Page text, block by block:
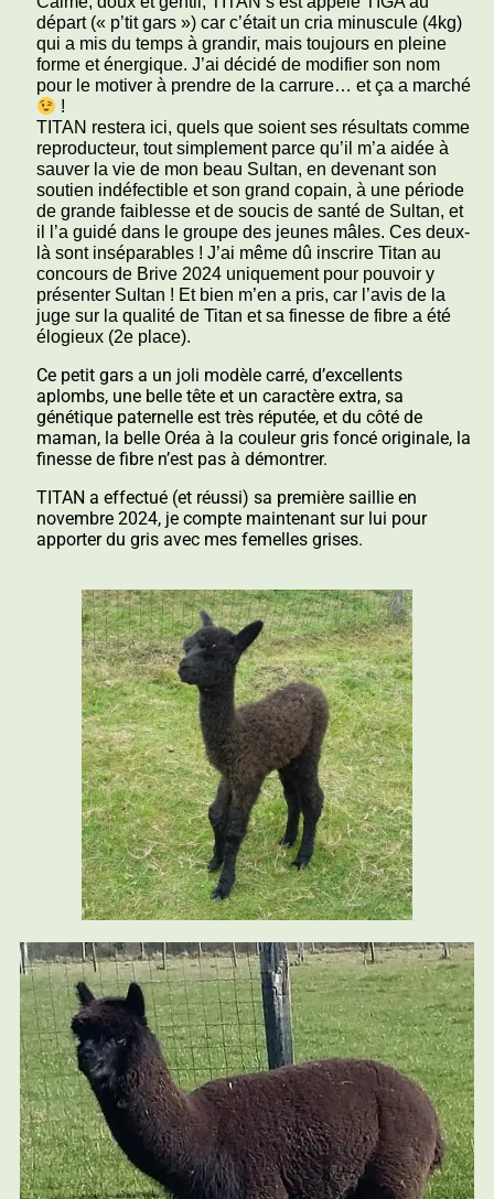
départ (« p’tit gars ») car c’était un cria minuscule (4kg)
qui a mis du temps à grandir, mais toujours en pleine
forme et énergique. J’ai décidé de modifier son nom
pour le motiver à prendre de la carrure… et ça a marché
!
TITAN restera ici, quels que soient ses résultats comme
reproducteur, tout simplement parce qu’il m’a aidée à
sauver la vie de mon beau Sultan, en devenant son
soutien indéfectible et son grand copain, à une période
de grande faiblesse et de soucis de santé de Sultan, et
il l’a guidé dans le groupe des jeunes mâles. Ces deux-
là sont inséparables ! J’ai même dû inscrire Titan au
concours de Brive 2024 uniquement pour pouvoir y
présenter Sultan ! Et bien m’en a pris, car l’avis de la
juge sur la qualité de Titan et sa finesse de fibre a été
élogieux (2e place).
Ce petit gars a un joli modèle carré, d’excellents
aplombs, une belle tête et un caractère extra, sa
génétique paternelle est très réputée, et du côté de
maman, la belle Oréa à la couleur gris foncé originale, la
finesse de fibre n’est pas à démontrer.
TITAN a effectué (et réussi) sa première saillie en
novembre 2024, je compte maintenant sur lui pour
apporter du gris avec mes femelles grises.